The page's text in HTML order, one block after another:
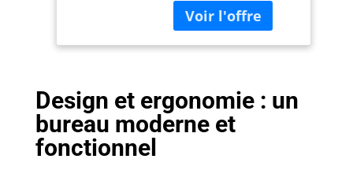
avancé qui permet un
réglage silencieux
(moins de 55 dB en
plage de 71 cm à 116
cm. La hauteur peut
être ajustée en
Design et ergonomie : un
bureau moderne et
fonctionnel